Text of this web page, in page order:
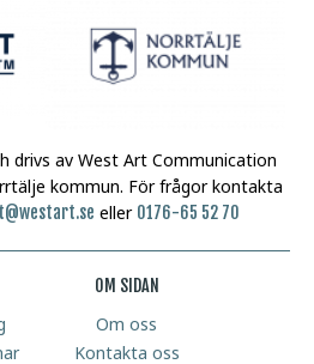
drivs av West Art Communication
kommun. För frågor kontakta
eller 0176-65 52 70
OM SIDAN
Om oss
Kontakta oss